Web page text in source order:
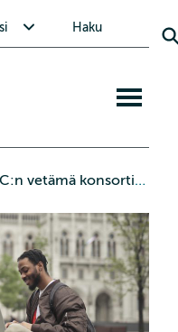
Haku
konsortio toimittaa yhteisen käyttöalustan EuroHPC JU:n supertietokoneille